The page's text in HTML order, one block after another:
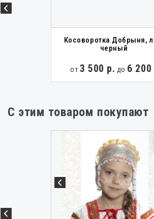
Косоворотка Добрыня,
черный
от 3 500 р. до 6 200
С этим товаром покупают